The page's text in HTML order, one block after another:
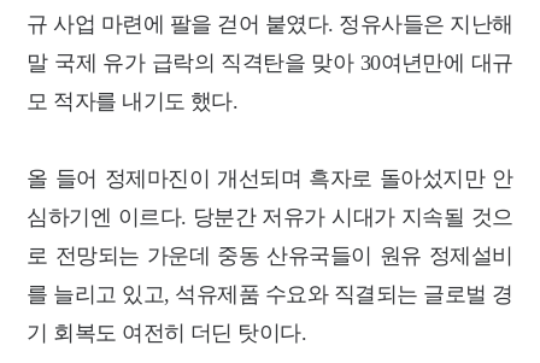
규 사업 마련에 팔을 걷어 붙였다. 정유사들은 지난해
말 국제 유가 급락의 직격탄을 맞아 30여년만에 대규
모 적자를 내기도 했다.
올 들어 정제마진이 개선되며 흑자로 돌아섰지만 안
심하기엔 이르다. 당분간 저유가 시대가 지속될 것으
로 전망되는 가운데 중동 산유국들이 원유 정제설비
를 늘리고 있고, 석유제품 수요와 직결되는 글로벌 경
기 회복도 여전히 더딘 탓이다.